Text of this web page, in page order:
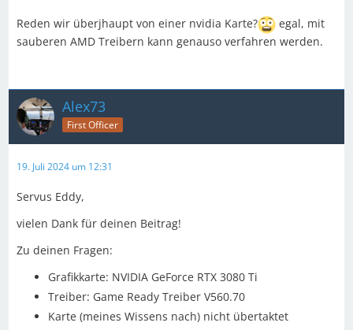
Reden wir überjhaupt von einer nvidia Karte?
egal, mit
sauberen AMD Treibern kann genauso verfahren werden.
Alex73
First Officer
19. Juli 2024 um 12:31
Servus Eddy,
vielen Dank für deinen Beitrag!
Zu deinen Fragen:
Grafikkarte: NVIDIA GeForce RTX 3080 Ti
Treiber: Game Ready Treiber V560.70
Karte (meines Wissens nach) nicht übertaktet